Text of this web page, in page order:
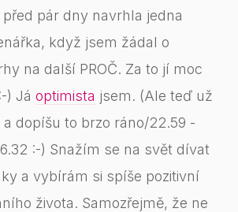
pár dny navrhla jedna
když jsem žádal o
na další PROČ. Za to jí moc
) Já optimista jsem. (Ale teď už
dopíšu to brzo ráno/22.59 -
:-) Snažím se na svět dívat
a vybírám si spíše pozitivní
života. Samozřejmě, že ne